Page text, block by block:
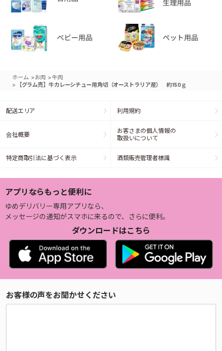
ホーム >お肉 >牛肉
> 【グラム売】牛カレーシチュー用角切（オーストラリア産） 約150ｇ
配送エリア 利用規約
会社概要
お客さまの個人情報の
取扱いについて
特定商取引法に基づく表示 酒類販売管理者標識
アプリならもっと便利に
ゆめデリバリー専用アプリなら、
メッセージの通知がスマホに来るので、さらに便利。
ダウンロードはこちら
お客様の声をお聞かせください